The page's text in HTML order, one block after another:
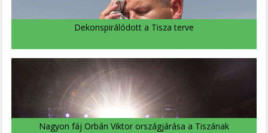
Dekonspirálódott a Tisza terve
Nagyon fáj Orbán Viktor országjárása a Tiszának